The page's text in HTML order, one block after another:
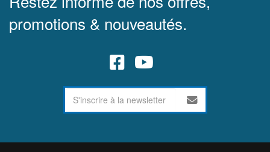
promotions & nouveautés.